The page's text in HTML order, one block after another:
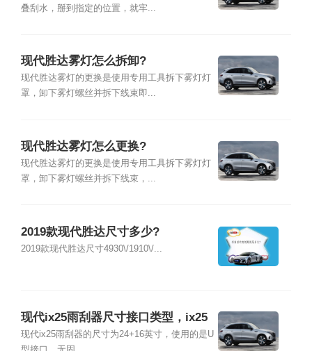
叠刮水，掰到指定的位置，就牢...
现代胜达雾灯怎么拆卸?
现代胜达雾灯的更换是使用专用工具拆下雾灯灯
罩，卸下雾灯螺丝并拆下线束即...
现代胜达雾灯怎么更换?
现代胜达雾灯的更换是使用专用工具拆下雾灯灯
罩，卸下雾灯螺丝并拆下线束，...
2019款现代胜达尺寸多少?
2019款现代胜达尺寸4930\/1910\/...
现代ix25雨刮器尺寸接口类型，ix25
雨刮器拆卸更换教程
现代ix25雨刮器的尺寸为24+16英寸，使用的是U